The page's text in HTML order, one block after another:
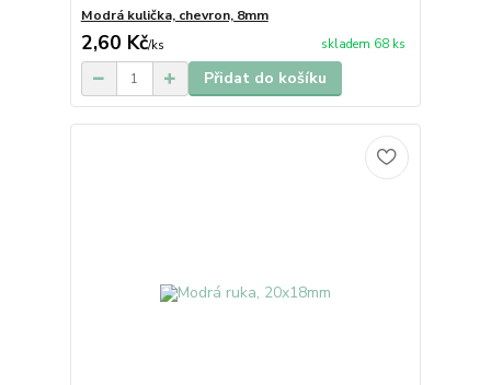
Modrá kulička, chevron, 8mm
2,60 Kč/ks skladem 68 ks
Přidat do košíku